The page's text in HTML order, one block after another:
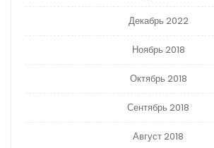
Декабрь 2022
Ноябрь 2018
Октябрь 2018
Сентябрь 2018
Август 2018